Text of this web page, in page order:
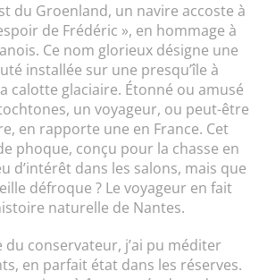
du Groenland, un navire accoste à
de Frédéric », en hommage à
Ce nom glorieux désigne une
installée sur une presqu’île à
calotte glaciaire. Étonné ou amusé
un voyageur, ou peut-être
en rapporte une en France. Cet
phoque, conçu pour la chasse en
d’intérêt dans les salons, mais que
défroque ? Le voyageur en fait
naturelle de Nantes.
du conservateur, j’ai pu méditer
en parfait état dans les réserves.